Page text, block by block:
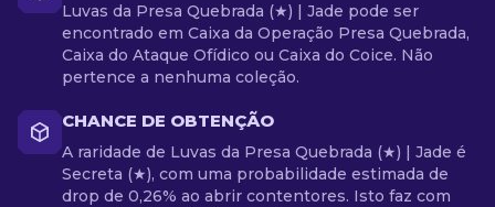
Luvas da Presa Quebrada (★) | Jade pode ser
encontrado em Caixa da Operação Presa Quebrada,
Caixa do Ataque Ofídico ou Caixa do Coice. Não
pertence a nenhuma coleção.
CHANCE DE OBTENÇÃO
A raridade de Luvas da Presa Quebrada (★) | Jade é
Secreta (★), com uma probabilidade estimada de
drop de 0,26% ao abrir contentores. Isto faz com